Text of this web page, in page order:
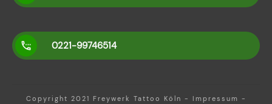
0221-99746514
Copyright 2021 Freywerk Tattoo Köln - Impressum -